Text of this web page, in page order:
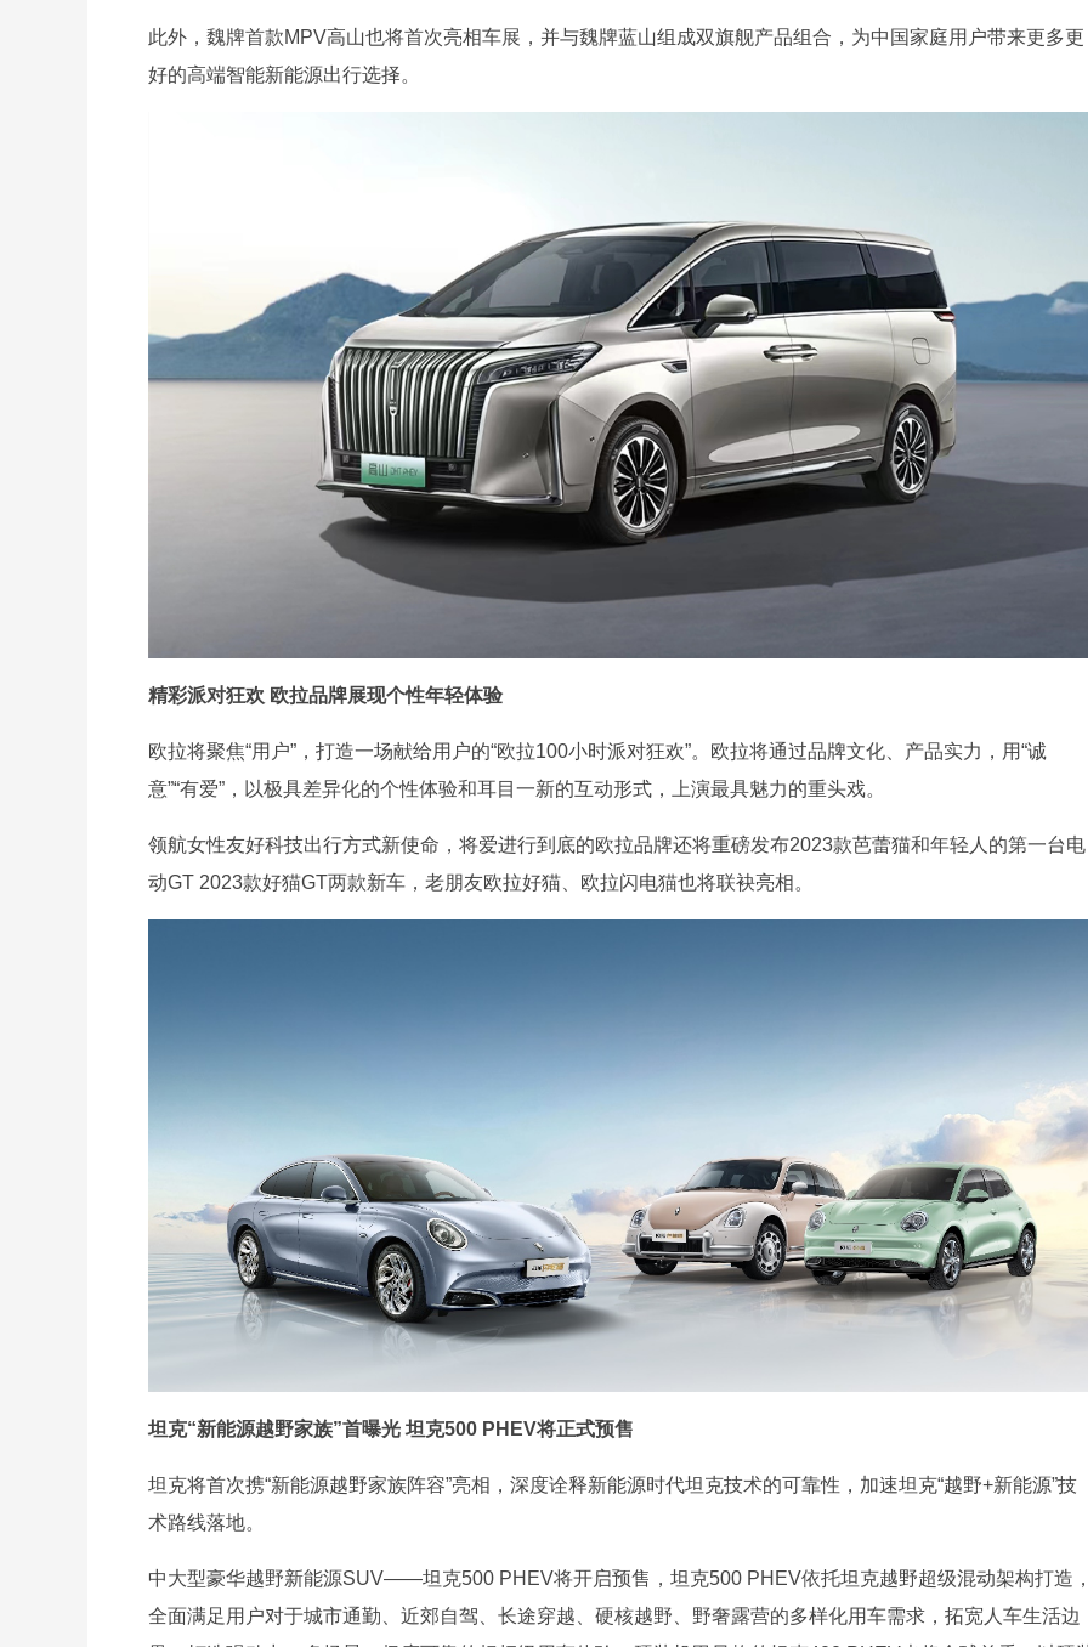
此外，魏牌首款MPV高山也将首次亮相车展，并与魏牌蓝山组成双旗舰产品组合，为中国家庭用户带来更多更
好的高端智能新能源出行选择。
精彩派对狂欢 欧拉品牌展现个性年轻体验
欧拉将聚焦“用户”，打造一场献给用户的“欧拉100小时派对狂欢”。欧拉将通过品牌文化、产品实力，用“诚
意”“有爱”，以极具差异化的个性体验和耳目一新的互动形式，上演最具魅力的重头戏。
领航女性友好科技出行方式新使命，将爱进行到底的欧拉品牌还将重磅发布2023款芭蕾猫和年轻人的第一台电
动GT 2023款好猫GT两款新车，老朋友欧拉好猫、欧拉闪电猫也将联袂亮相。
坦克“新能源越野家族”首曝光 坦克500 PHEV将正式预售
坦克将首次携“新能源越野家族阵容”亮相，深度诠释新能源时代坦克技术的可靠性，加速坦克“越野+新能源”技
术路线落地。
中大型豪华越野新能源SUV——坦克500 PHEV将开启预售，坦克500 PHEV依托坦克越野超级混动架构打造
全面满足用户对于城市通勤、近郊自驾、长途穿越、硬核越野、野奢露营的多样化用车需求，拓宽人车生活边